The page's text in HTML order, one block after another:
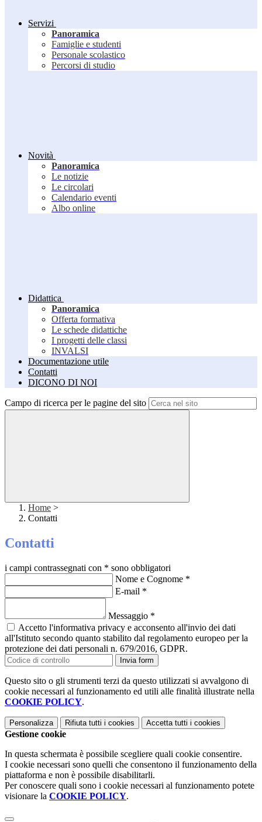
Servizi
Panoramica
Famiglie e studenti
Personale scolastico
Percorsi di studio
Novità
Panoramica
Le notizie
Le circolari
Calendario eventi
Albo online
Didattica
Panoramica
Offerta formativa
Le schede didattiche
I progetti delle classi
INVALSI
Documentazione utile
Contatti
DICONO DI NOI
Campo di ricerca per le pagine del sito
Home >
Contatti
Contatti
i campi contrassegnati con * sono obbligatori
Nome e Cognome *
E-mail *
Messaggio *
Accetto l'informativa privacy e acconsento all'invio dei dati
all'Istituto secondo quanto stabilito dal regolamento europeo per la
protezione dei dati personali n. 679/2016, GDPR.
Invia form
Questo sito o gli strumenti terzi da questo utilizzati si avvalgono di
cookie necessari al funzionamento ed utili alle finalità illustrate nella
COOKIE POLICY.
Personalizza Rifiuta tutti i cookies Accetta tutti i cookies
Gestione cookie
In questa schermata è possibile scegliere quali cookie consentire.
I cookie necessari sono quelli che consentono il funzionamento della
piattaforma e non è possibile disabilitarli.
Per conoscere quali sono i cookie necessari al funzionamento potete
visionare la COOKIE POLICY.